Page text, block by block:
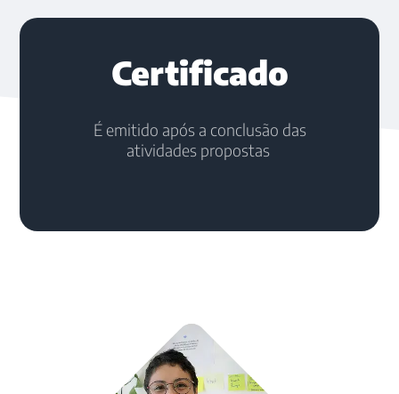
Certificado
É emitido após a conclusão das
atividades propostas